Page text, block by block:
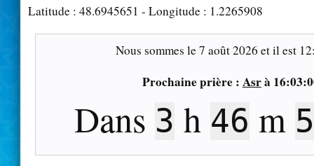
Latitude : 48.6945651 - Longitude : 1.2265908
Nous sommes le7 août 2026 et il est
Prochaine prière : Asrà
Dans 3 h 46 m